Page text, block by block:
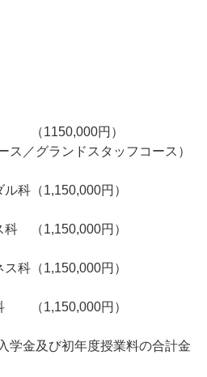
1150,000円）
／グランドスタッフコース）
科（1,150,000円）
科 （1,150,000円）
科（1,150,000円）
（1,150,000円）
学金及び初年度授業料の合計金